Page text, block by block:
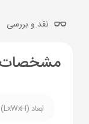
نقد و بررسی
مشخصات
ابعاد (LxWxH)